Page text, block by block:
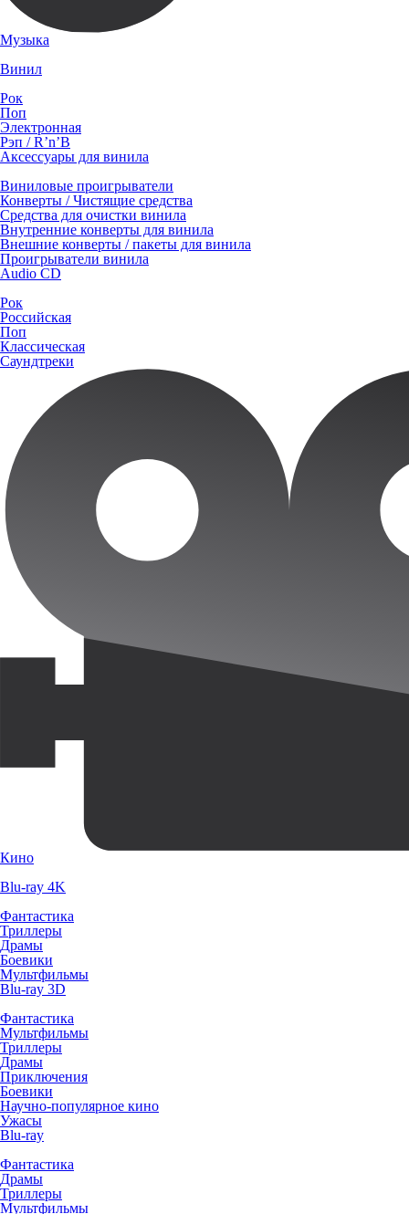
Музыка
Винил
Рок
Поп
Электронная
Рэп / R’n’B
Аксессуары для винила
Виниловые проигрыватели
Конверты / Чистящие средства
Средства для очистки винила
Внутренние конверты для винила
Внешние конверты / пакеты для винила
Проигрыватели винила
Audio CD
Рок
Российская
Поп
Классическая
Саундтреки
Кино
Blu-ray 4K
Фантастика
Триллеры
Драмы
Боевики
Мультфильмы
Blu-ray 3D
Фантастика
Мультфильмы
Триллеры
Драмы
Приключения
Боевики
Научно-популярное кино
Ужасы
Blu-ray
Фантастика
Драмы
Триллеры
Мультфильмы